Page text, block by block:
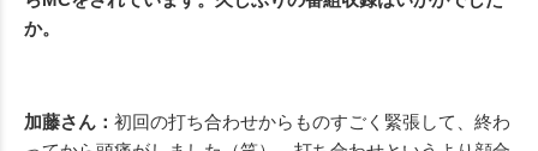
か。
加藤さん： 初回の打ち合わせからものすごく緊張して、終わ